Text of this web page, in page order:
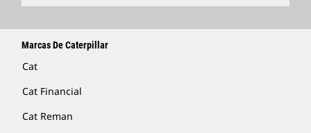
Marcas De Caterpillar
Cat
Cat Financial
Cat Reman